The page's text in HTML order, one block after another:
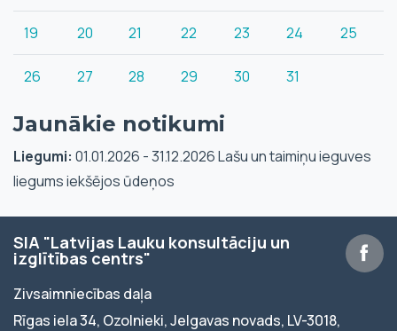
19 20 21 22 23 24 25
26 27 28 29 30 31
Jaunākie notikumi
Liegumi: 01.01.2026 - 31.12.2026 Lašu un taimiņu ieguves
liegums iekšējos ūdeņos
SIA "Latvijas Lauku konsultāciju un
izglītības centrs"
Zivsaimniecības daļa
Rīgas iela 34, Ozolnieki, Jelgavas novads, LV-3018,